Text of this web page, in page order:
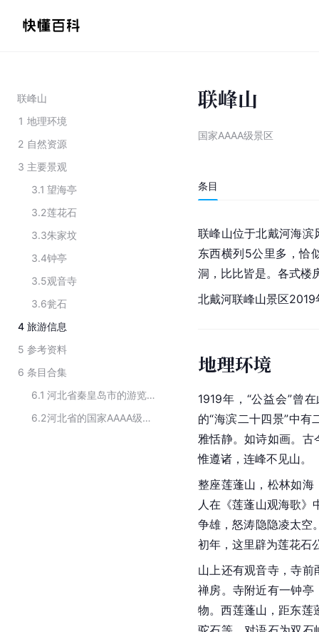
联峰山
1 地理环境
2 自然资源
3 主要景观
3.1 望海亭
3.2莲花石
3.3朱家坟
3.4钟亭
3.5观音寺
3.6瓮石
4 旅游信息
5 参考资料
6 条目合集
6.1
河北省秦皇岛市的游览景点
6.2
河北省的国家AAAA级景区
联峰山
国家AAAA级景区
条目
联峰山位于北戴河海滨
东西横列5公里多，恰
洞，比比皆是。各式楼
北戴河联峰山景区
地理环境
1919年，“公益会”曾
的“海滨二十四景”中
雅恬静。如诗如画。
惟遵诸，连峰不见山。
整座莲蓬山，松林如海
人在《莲蓬山观海歌
争雄，怒涛隐隐凌太空
初年，这里辟为莲花石
山上还有观音寺，寺
禅房。寺附近有一钟亭
物。西莲蓬山，距东莲